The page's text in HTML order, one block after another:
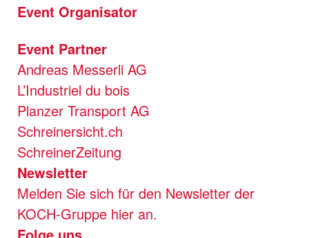
Event Organisator
Event Partner
Andreas Messerli AG
L’Industriel du bois
Planzer Transport AG
Schreinersicht.ch
SchreinerZeitung
Newsletter
Melden Sie sich für den Newsletter der
KOCH-Gruppe hier an.